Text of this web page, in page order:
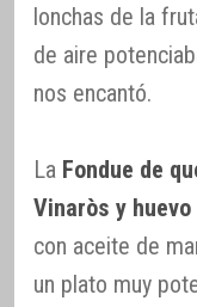
lonchas de la
de aire
nos encantó.
La Fondue de
Vinaròs y
con aceite de
un plato muy